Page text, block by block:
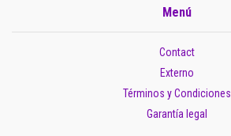
Menú
Contact
Externo
Términos y Condiciones
Garantía legal